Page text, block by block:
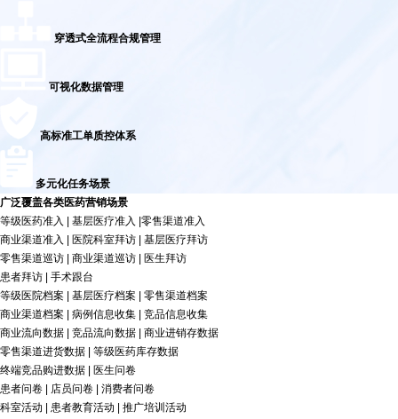
穿透式全流程合规管理
可视化数据管理
高标准工单质控体系
多元化任务场景
广泛覆盖各类医药营销场景
等级医药准入 | 基层医疗准入 |零售渠道准入
商业渠道准入 | 医院科室拜访 | 基层医疗拜访
零售渠道巡访 | 商业渠道巡访 | 医生拜访
患者拜访 | 手术跟台
等级医院档案 | 基层医疗档案 | 零售渠道档案
商业渠道档案 | 病例信息收集 | 竞品信息收集
商业流向数据 | 竞品流向数据 | 商业进销存数据
零售渠道进货数据 | 等级医药库存数据
终端竞品购进数据 | 医生问卷
患者问卷 | 店员问卷 | 消费者问卷
科室活动 | 患者教育活动 | 推广培训活动